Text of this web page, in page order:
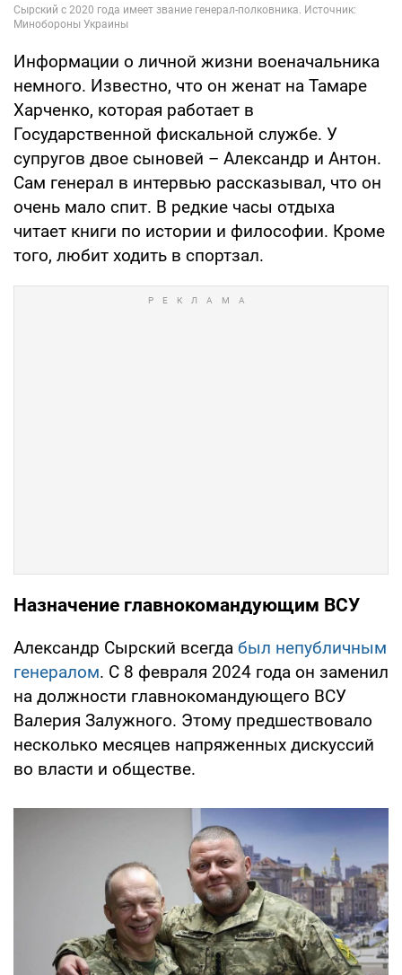
Информации о личной жизни военачальника
немного. Известно, что он женат на Тамаре
Харченко, которая работает в
Государственной фискальной службе. У
супругов двое сыновей – Александр и Антон.
Сам генерал в интервью рассказывал, что он
очень мало спит. В редкие часы отдыха
читает книги по истории и философии. Кроме
того, любит ходить в спортзал.
Назначение главнокомандующим ВСУ
Александр Сырский всегда был непубличным
генералом. С 8 февраля 2024 года он заменил
на должности главнокомандующего ВСУ
Валерия Залужного. Этому предшествовало
несколько месяцев напряженных дискуссий
во власти и обществе.